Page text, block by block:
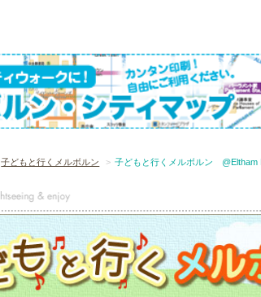
子どもと行くメルボルン 子どもと行くメルボルン @Eltham